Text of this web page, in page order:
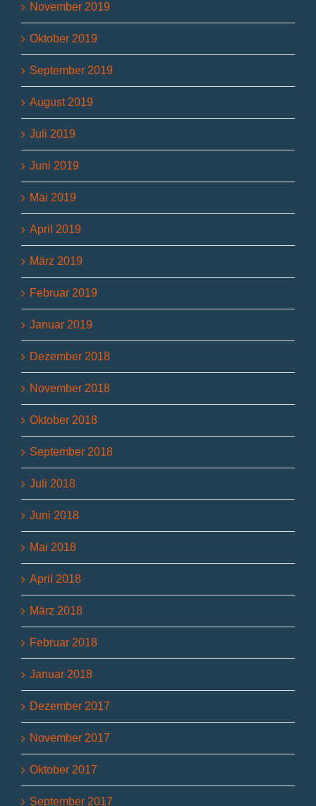
November 2019
Oktober 2019
September 2019
August 2019
Juli 2019
Juni 2019
Mai 2019
April 2019
März 2019
Februar 2019
Januar 2019
Dezember 2018
November 2018
Oktober 2018
September 2018
Juli 2018
Juni 2018
Mai 2018
April 2018
März 2018
Februar 2018
Januar 2018
Dezember 2017
November 2017
Oktober 2017
September 2017